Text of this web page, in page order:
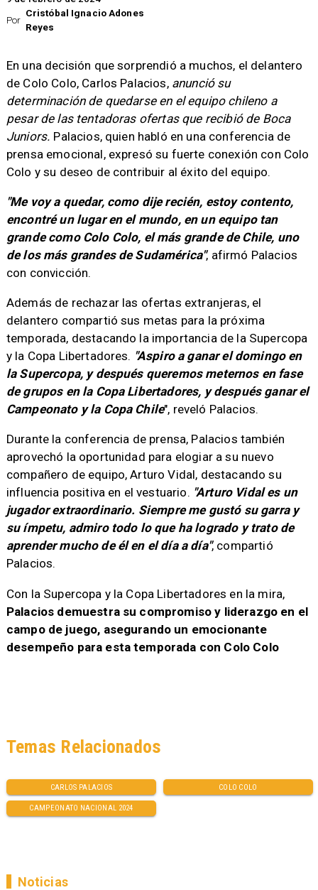
Por
Cristóbal Ignacio Adones
Reyes
En una decisión que sorprendió a muchos, el delantero
de Colo Colo, Carlos Palacios, anunció su
determinación de quedarse en el equipo chileno a
pesar de las tentadoras ofertas que recibió de Boca
Juniors. Palacios, quien habló en una conferencia de
prensa emocional, expresó su fuerte conexión con Colo
Colo y su deseo de contribuir al éxito del equipo.
"Me voy a quedar, como dije recién, estoy contento,
encontré un lugar en el mundo, en un equipo tan
grande como Colo Colo, el más grande de Chile, uno
de los más grandes de Sudamérica", afirmó Palacios
con convicción.
Además de rechazar las ofertas extranjeras, el
delantero compartió sus metas para la próxima
temporada, destacando la importancia de la Supercopa
y la Copa Libertadores. "Aspiro a ganar el domingo en
la Supercopa, y después queremos meternos en fase
de grupos en la Copa Libertadores, y después ganar el
Campeonato y la Copa Chile", reveló Palacios.
Durante la conferencia de prensa, Palacios también
aprovechó la oportunidad para elogiar a su nuevo
compañero de equipo, Arturo Vidal, destacando su
influencia positiva en el vestuario. "Arturo Vidal es un
jugador extraordinario. Siempre me gustó su garra y
su ímpetu, admiro todo lo que ha logrado y trato de
aprender mucho de él en el día a día", compartió
Palacios.
Con la Supercopa y la Copa Libertadores en la mira,
Palacios demuestra su compromiso y liderazgo en el
campo de juego, asegurando un emocionante
desempeño para esta temporada con Colo Colo
CARLOS PALACIOS COLO COLO
CAMPEONATO NACIONAL 2024
Temas Relacionados
Noticias